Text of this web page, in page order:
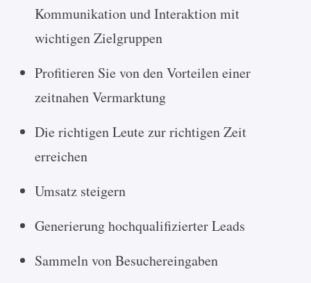
Kommunikation und Interaktion mit
wichtigen Zielgruppen
Profitieren Sie von den Vorteilen einer
zeitnahen Vermarktung
Die richtigen Leute zur richtigen Zeit
erreichen
Umsatz steigern
Generierung hochqualifizierter Leads
Sammeln von Besuchereingaben